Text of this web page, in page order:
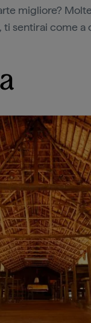
migliore?
sentirai come a